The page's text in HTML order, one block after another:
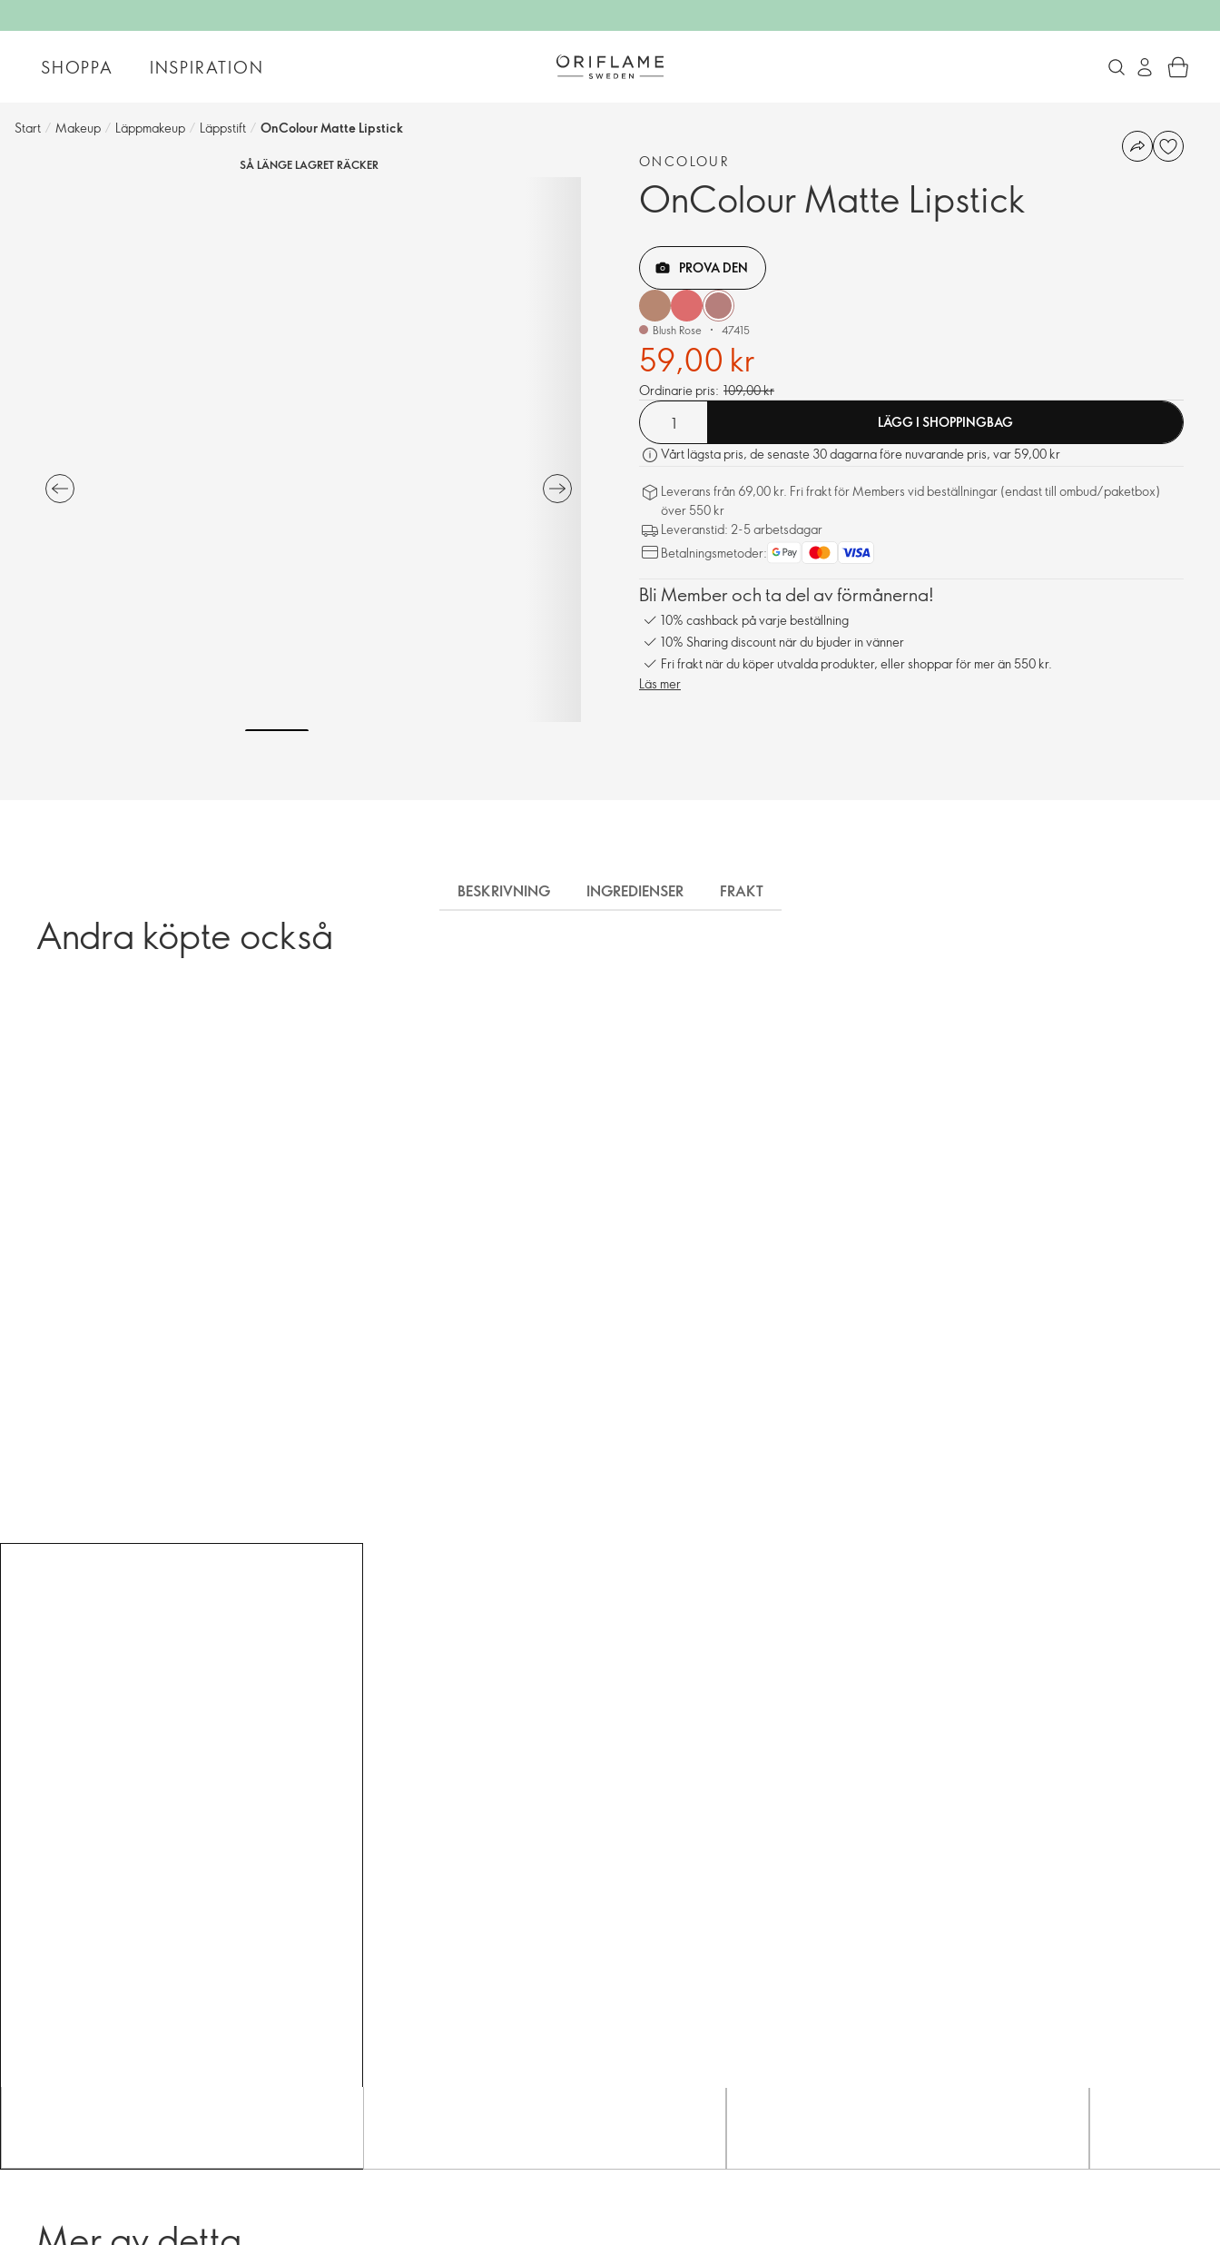
SHOPPA INSPIRATION
Start / Makeup / Läppmakeup / Läppstift / OnColour Matte Lipstick
SÅ LÄNGE LAGRET RÄCKER ONCOLOUR
OnColour Matte Lipstick
PROVA DEN
Blush Rose 47415
59,00 kr
Ordinarie pris: 109,00 kr
LÄGG I SHOPPINGBAG
Vårt lägsta pris, de senaste 30 dagarna före nuvarande pris, var 59,00 kr
Leverans från 69,00 kr. Fri frakt för Members vid beställningar (endast till ombud/paketbox)
över 550 kr
Leveranstid: 2-5 arbetsdagar
Betalningsmetoder:
Bli Member och ta del av förmånerna!
10% cashback på varje beställning
10% Sharing discount när du bjuder in vänner
Fri frakt när du köper utvalda produkter, eller shoppar för mer än 550 kr.
Läs mer
BESKRIVNING INGREDIENSER FRAKT
Andra köpte också